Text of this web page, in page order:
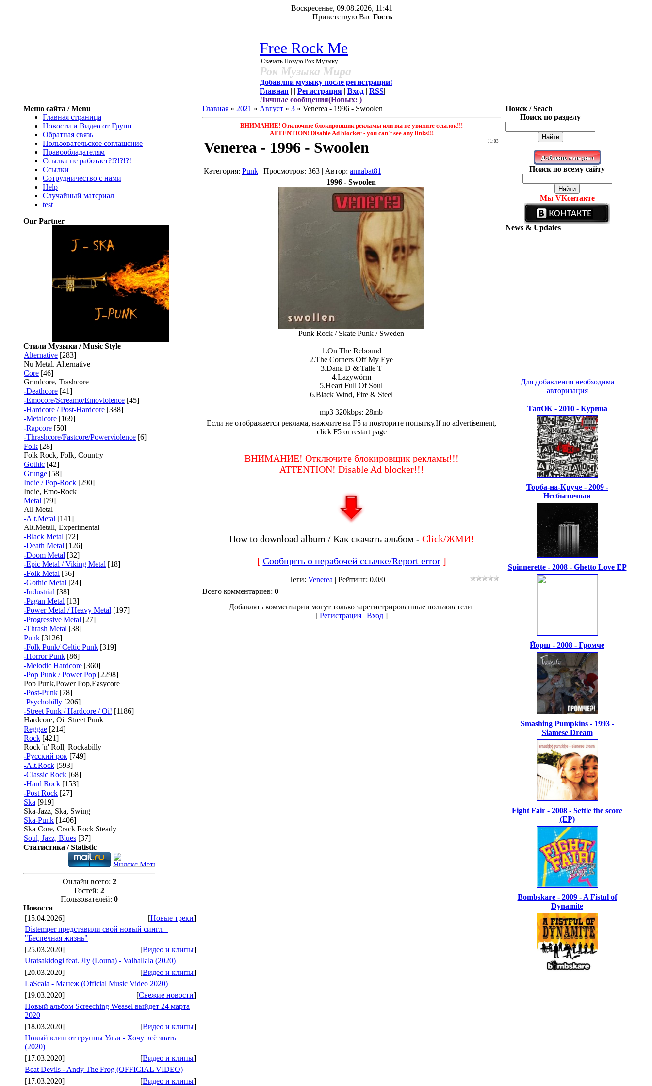
Воскресенье, 09.08.2026, 11:41
Приветствую Вас Гость
Free Rock Me
Скачать Новую Рок Музыку
Рок Музыка Мира
Добавляй музыку после регистрации!
Главная | | Регистрация | Вход | RSS|
Личные сообщения(Новых: )
Меню сайта / Menu
Главная страница
Новости и Видео от Групп
Обратная связь
Пользовательское соглашение
Правообладателям
Ссылка не работает?!?!?!?!
Ссылки
Сотрудничество с нами
Help
Cлучайный материал
test
Our Partner
Стили Музыки / Music Style
Alternative [283]
Nu Metal, Alternative
Core [46]
Grindcore, Trashcore
-Deathcore [41]
-Emocore/Screamo/Emoviolence [45]
-Hardcore / Post-Hardcore [388]
-Metalcore [169]
-Rapcore [50]
-Thrashcore/Fastcore/Powerviolence [6]
Folk [28]
Folk Rock, Folk, Country
Gothic [42]
Grunge [58]
Indie / Pop-Rock [290]
Indie, Emo-Rock
Metal [79]
All Metal
-Alt.Metal [141]
Alt.Metall, Experimental
-Black Metal [72]
-Death Metal [126]
-Doom Metal [32]
-Epic Metal / Viking Metal [18]
-Folk Metal [56]
-Gothic Metal [24]
-Industrial [38]
-Pagan Metal [13]
-Power Metal / Heavy Metal [197]
-Progressive Metal [27]
-Thrash Metal [38]
Punk [3126]
-Folk Punk/ Celtic Punk [319]
-Horror Punk [86]
-Melodic Hardcore [360]
-Pop Punk / Power Pop [2298]
Pop Punk,Power Pop,Easycore
-Post-Punk [78]
-Psychobilly [206]
-Street Punk / Hardcore / Oi! [1186]
Hardcore, Oi, Street Punk
Reggae [214]
Rock [421]
Rock 'n' Roll, Rockabilly
-Русский рок [749]
-Alt.Rock [593]
-Classic Rock [68]
-Hard Rock [153]
-Post Rock [27]
Ska [919]
Ska-Jazz, Ska, Swing
Ska-Punk [1406]
Ska-Core, Crack Rock Steady
Soul, Jazz, Blues [37]
Статистика / Statistic
Онлайн всего: 2
Гостей: 2
Пользователей: 0
Новости
[15.04.2026]
[Новые треки]
Distemper представили свой новый сингл –
"Беспечная жизнь"
[25.03.2020]
[Видео и клипы]
Uratsakidogi feat. Лу (Louna) - Valhallala (2020)
[20.03.2020]
[Видео и клипы]
LaScala - Манеж (Official Music Video 2020)
[19.03.2020]
[Свежие новости]
Новый альбом Screeching Weasel выйдет 24 марта
2020
[18.03.2020]
[Видео и клипы]
Новый клип от группы Ульи - Хочу всё знать
(2020)
[17.03.2020]
[Видео и клипы]
Beat Devils - Andy The Frog (OFFICIAL VIDEO)
[17.03.2020]
[Видео и клипы]
Главная » 2021 » Август » 3 » Venerea - 1996 - Swoolen
ВНИМАНИЕ! Отключите блокировщик рекламы или вы не увидите ссылок!!!
ATTENTION! Disable Ad blocker - you саn't see any links!!!
11:03
Venerea - 1996 - Swoolen
Категория: Punk | Просмотров: 363 | Автор: annabat81
1996 - Swoolen
Punk Rock / Skate Punk / Sweden
1.On The Rebound
2.The Corners Off My Eye
3.Dana D & Talle T
4.Lazywörm
5.Heart Full Of Soul
6.Black Wind, Fire & Steel
mp3 320kbps; 28mb
Если не отображается реклама, нажмите на F5 и повторите попытку.If no advertisement,
click F5 or restart page
ВНИМАНИЕ! Отключите блокировщик рекламы!!!
ATTENTION! Disable Ad blocker!!!
How to download album / Как скачать альбом - Click/ЖМИ!
[ Сообщить о нерабочей ссылке/Report error]
| Теги: Venerea | Рейтинг: 0.0/0 |
Всего комментариев: 0
Добавлять комментарии могут только зарегистрированные пользователи.
[ Регистрация | Вход ]
Поиск / Seach
Поиск по разделу
Поиск по всему сайту
Мы VKонтакте
News & Updates
Для добавления необходима
авторизация
ТапОК - 2010 - Курица
Торба-на-Круче - 2009 -
Несбыточная
Spinnerette - 2008 - Ghetto Love EP
Йорш - 2008 - Громче
Smashing Pumpkins - 1993 -
Siamese Dream
Fight Fair - 2008 - Settle the score
(EP)
Bombskare - 2009 - A Fistul of
Dynamite